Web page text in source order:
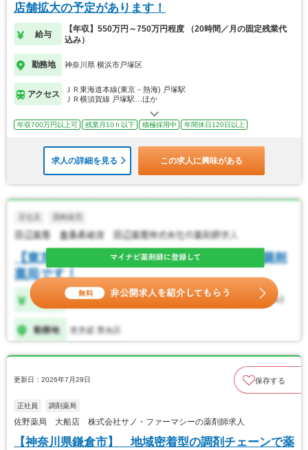
店舗拡大の予定があります！
給与
【年収】550万円～750万円程度 （20時間／月の固定残業代
込み）
勤務地 神奈川県 横浜市戸塚区
アクセス
ＪＲ東海道本線(東京－熱海) 戸塚駅
ＪＲ横須賀線 戸塚駅…ほか
年収700万円以上可 残業月10ｈ以下 積極採用中 年間休日120日以上
求人の詳細を見る この求人に興味がある
更新日：2026年7月29日 保存する
正社員 調剤薬局
佐野薬局 大船店 株式会社サノ・ファーマシーの薬剤師求人
【神奈川県鎌倉市】 地域密着型の調剤チェーンで薬